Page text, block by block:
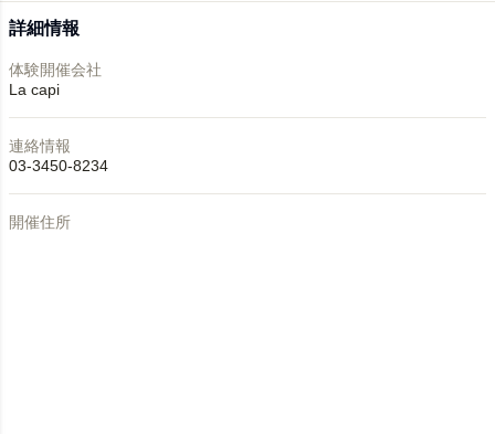
詳細情報
体験開催会社
La capi
連絡情報
03-3450-8234
開催住所